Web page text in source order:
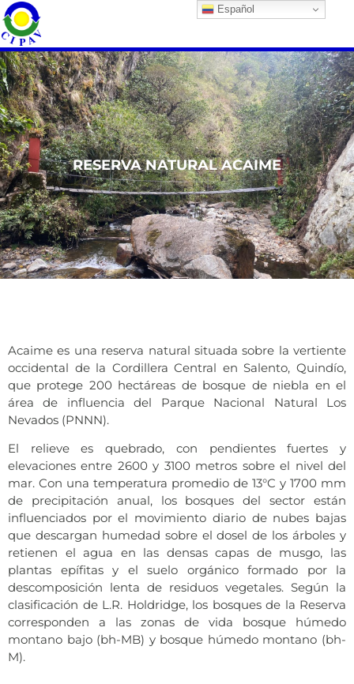
RESERVA NATURAL ACAIME
Acaime es una reserva natural situada sobre la vertiente
occidental de la Cordillera Central en Salento, Quindío,
que protege 200 hectáreas de bosque de niebla en el
área de influencia del Parque Nacional Natural Los
Nevados (PNNN).
El relieve es quebrado, con pendientes fuertes y
elevaciones entre 2600 y 3100 metros sobre el nivel del
mar. Con una temperatura promedio de 13°C y 1700 mm
de precipitación anual, los bosques del sector están
influenciados por el movimiento diario de nubes bajas
que descargan humedad sobre el dosel de los árboles y
retienen el agua en las densas capas de musgo, las
plantas epífitas y el suelo orgánico formado por la
descomposición lenta de residuos vegetales. Según la
clasificación de L.R. Holdridge, los bosques de la Reserva
corresponden a las zonas de vida bosque húmedo
montano bajo (bh-MB) y bosque húmedo montano (bh-
M).
Español